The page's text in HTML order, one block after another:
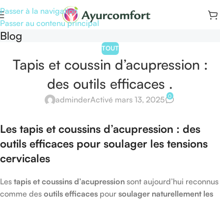
Passer à la navigation
Passer au contenu principal
Blog
TOUT
Tapis et coussin d’acupression :
des outils efficaces .
adminderActivé mars 13, 2025 0
Les tapis et coussins d’acupression : des
outils efficaces pour soulager les tensions
cervicales
Les tapis et coussins d’acupression sont aujourd’hui reconnus
comme des outils efficaces pour soulager naturellement les